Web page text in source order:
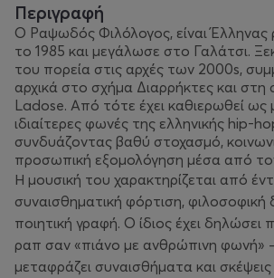
Περιγραφή
Ο Ραψωδός Φιλόλογος, είναι Έλληνας
το 1985 και μεγάλωσε στο Γαλάτσι.
του πορεία στις αρχές των 2000s,
αρχικά στο σχήμα Διαρρήκτες και στη
Ladose. Από τότε έχει καθιερωθεί ως
ιδιαίτερες φωνές της ελληνικής hip-
συνδυάζοντας βαθύ στοχασμό,
προσωπική εξομολόγηση μέσα από
Η μουσική του χαρακτηρίζεται από
συναισθηματική φόρτιση, φιλοσοφική
ποιητική γραφή. Ο ίδιος έχει δηλώσει
ραπ σαν «πιάνο με ανθρώπινη φωνή»
μεταφράζει συναισθήματα και σκέψεις